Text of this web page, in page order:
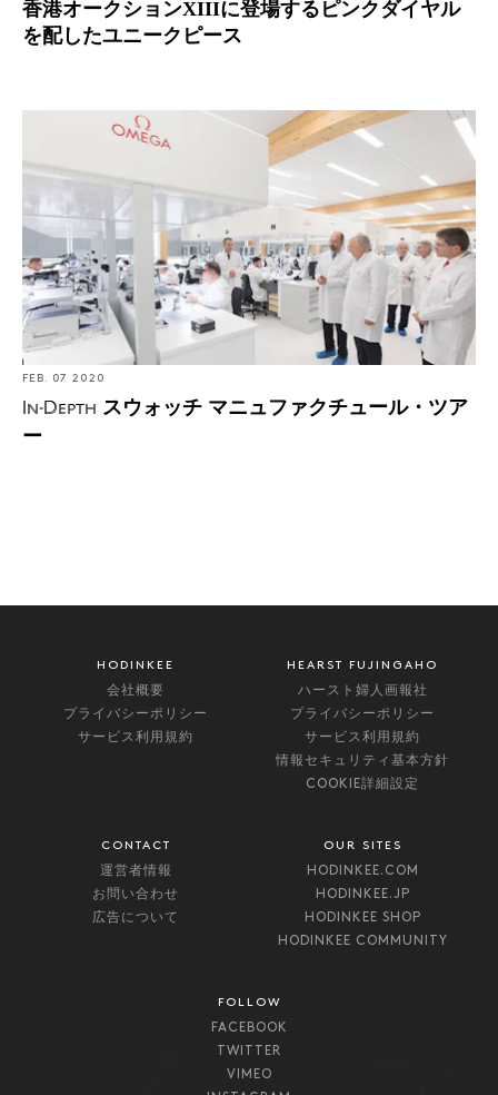
設立
1932
本社
アメリカ、ニューヨーク
URL
オーパス・シリーズがスタート。毎年、著名な独立時計
ブランド初のタイムピース・コレクションの制作を開
香港オークションXIIIに登場するピンクダイヤル
を配したユニークピース
In-Depth: スウォッチ マニュファクチュール・ツアー
FEB. 07 2020
In-Depth スウォッチ マニュファクチュール・ツア
ー
HODINKEE
会社概要
プライバシーポリシー
サービス利用規約
HEARST FUJINGAHO
ハースト婦人画報社
プライバシーポリシー
サービス利用規約
情報セキュリティ基本方針
COOKIE詳細設定
CONTACT
運営者情報
お問い合わせ
広告について
OUR SITES
HODINKEE.COM
HODINKEE.JP
HODINKEE SHOP
HODINKEE COMMUNITY
FOLLOW
FACEBOOK
TWITTER
VIMEO